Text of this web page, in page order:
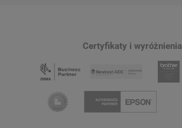
Certyfikaty i wyróżnienia